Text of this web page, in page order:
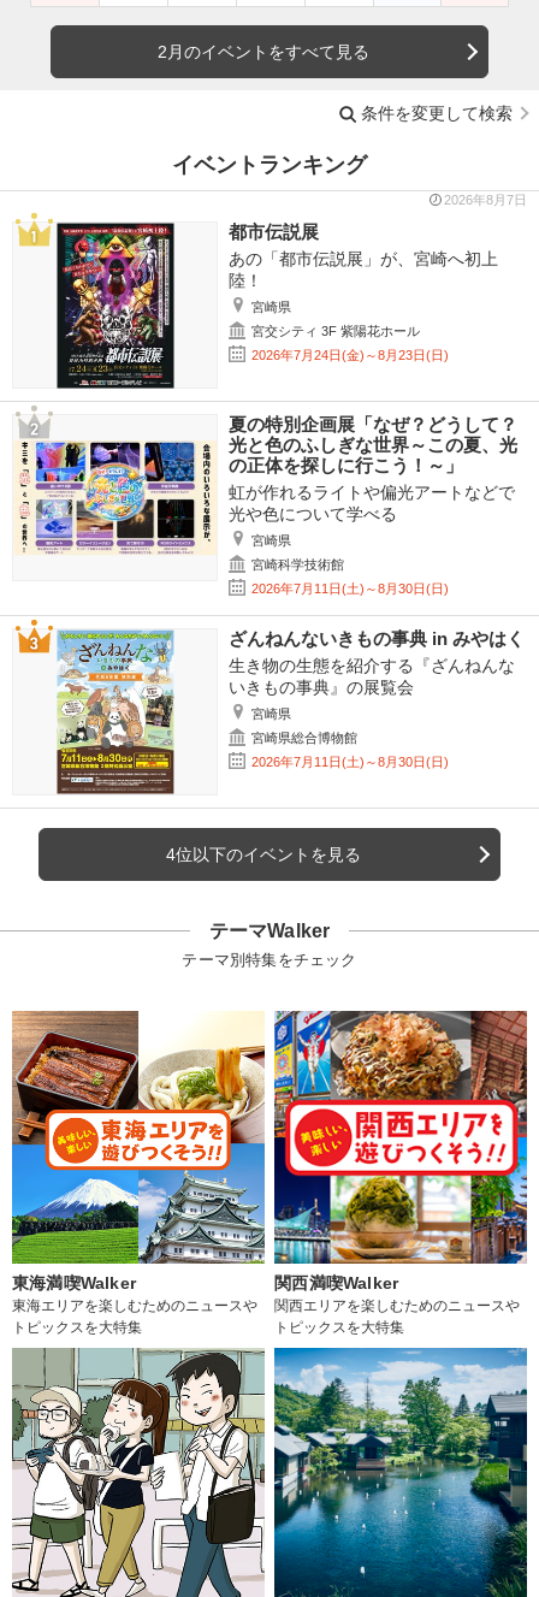
2月のイベントをすべて見る
条件を変更して検索
イベントランキング
2026年8月7日
都市伝説展
あの「都市伝説展」が、宮崎へ初上
陸！
宮崎県
宮交シティ 3F 紫陽花ホール
2026年7月24日(金)～8月23日(日)
夏の特別企画展「なぜ？どうして？
光と色のふしぎな世界～この夏、光
の正体を探しに行こう！～」
虹が作れるライトや偏光アートなどで
光や色について学べる
宮崎県
宮崎科学技術館
2026年7月11日(土)～8月30日(日)
ざんねんないきもの事典 in みやはく
生き物の生態を紹介する『ざんねんな
いきもの事典』の展覧会
宮崎県
宮崎県総合博物館
2026年7月11日(土)～8月30日(日)
4位以下のイベントを見る
テーマWalker
テーマ別特集をチェック
東海満喫Walker
東海エリアを楽しむためのニュースや
トピックスを大特集
関西満喫Walker
関西エリアを楽しむためのニュースや
トピックスを大特集